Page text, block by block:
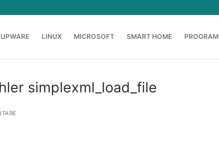
LINUX MICROSOFT SMART HOME
simplexml_load_file